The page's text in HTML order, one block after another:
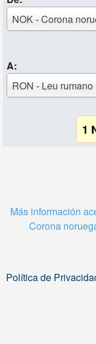
NOK - Corona
A:
RON - Leu rumano
1
Más información
Corona
Política de